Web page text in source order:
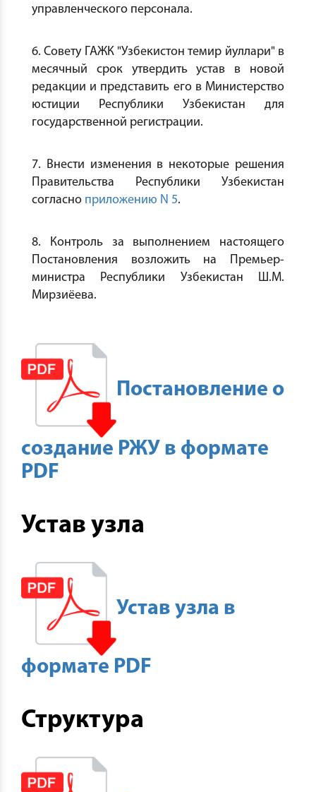
управленческого персонала.
6. Совету ГАЖК "Узбекистон темир йуллари" в
месячный срок утвердить устав в новой
редакции и представить его в Министерство
юстиции Республики Узбекистан для
государственной регистрации.
7. Внести изменения в некоторые решения
Правительства Республики Узбекистан
согласно приложению N 5.
8. Контроль за выполнением настоящего
Постановления возложить на Премьер-
министра Республики Узбекистан Ш.М.
Мирзиёева.
Постановление о
создание РЖУ в формате
PDF
Устав узла
Устав узла в
формате PDF
Структура